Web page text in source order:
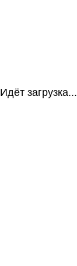
Идёт загрузка...